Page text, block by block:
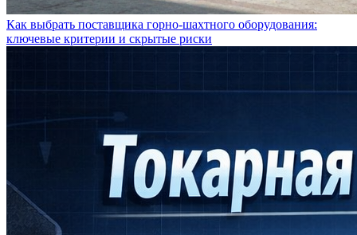
Как выбрать поставщика горно-шахтного оборудования:
ключевые критерии и скрытые риски